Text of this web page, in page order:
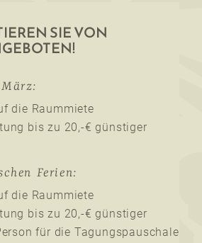
SIE VON
die Raummiete
bis zu 20,-€ günstiger
Ferien:
die Raummiete
bis zu 20,-€ günstiger
für die Tagungspauschale